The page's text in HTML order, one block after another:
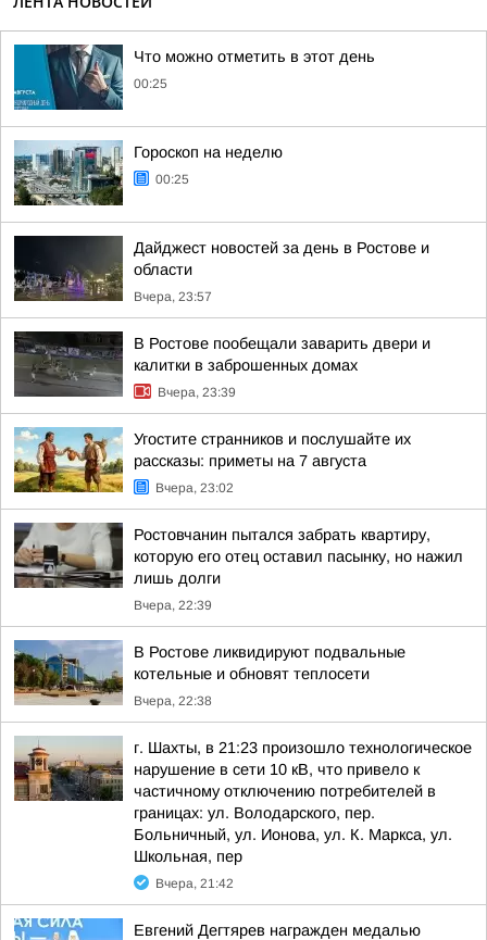
Что можно отметить в этот день
00:25
Гороскоп на неделю
00:25
Дайджест новостей за день в Ростове и
области
Вчера, 23:57
В Ростове пообещали заварить двери и
калитки в заброшенных домах
Вчера, 23:39
Угостите странников и послушайте их
рассказы: приметы на 7 августа
Вчера, 23:02
Ростовчанин пытался забрать квартиру,
которую его отец оставил пасынку, но нажил
лишь долги
Вчера, 22:39
В Ростове ликвидируют подвальные
котельные и обновят теплосети
Вчера, 22:38
г. Шахты, в 21:23 произошло технологическое
нарушение в сети 10 кВ, что привело к
частичному отключению потребителей в
границах: ул. Володарского, пер.
Больничный, ул. Ионова, ул. К. Маркса, ул.
Школьная, пер
Вчера, 21:42
Евгений Дегтярев награжден медалью